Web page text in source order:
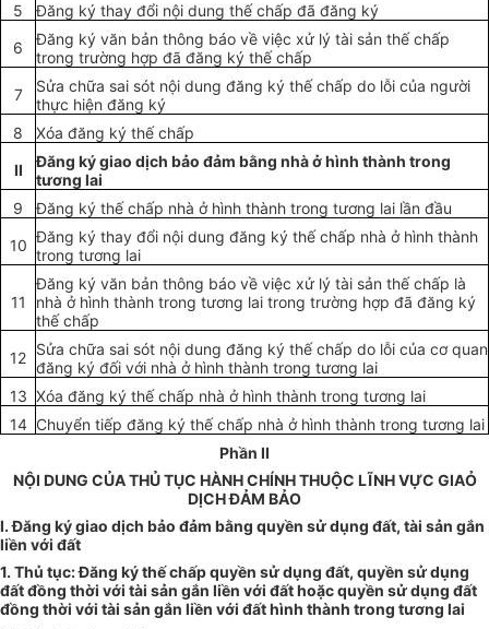
5
Đăng ký thay đổi nội dung thế chấp đã đăng ký
6
Đăng ký văn bản thông báo về việc xử lý tài sản thế chấp
trong trường hợp đã đăng ký thế chấp
7
Sửa chữa sai sót nội dung đăng ký thế chấp do lỗi của người
thực hiện đăng ký
8
Xóa đăng ký thế chấp
II
Đăng ký giao dịch bảo đảm bằng nhà ở hình thành trong
tương lai
9
Đăng ký thế chấp nhà ở hình thành trong tương lai lần đầu
10 Đăng ký thay đổi nội dung đăng ký thế chấp nhà ở hình thành
trong tương lai
11
Đăng ký văn bản thông báo về việc xử lý tài sản thế chấp là
nhà ở hình thành trong tương lai trong trường hợp đã đăng ký
thế chấp
12 Sửa chữa sai sót nội dung đăng ký thế chấp do lỗi của cơ quan
đăng ký đối với nhà ở hình thành trong tương lai
13 Xóa đăng ký thế chấp nhà ở hình thành trong tương lai
14 Chuyển tiếp đăng ký thế chấp nhà ở hình thành trong tương lai
Phần II
NỘI DUNG CỦA THỦ TỤC HÀNH CHÍNH THUỘC LĨNH VỰC GIAỎ
DỊCH ĐẢM BẢO
I. Đăng ký giao dịch bảo đảm bằng quyền sử dụng đất, tài sản gắn
liền với đất
1. Thủ tục: Đăng ký thế chấp quyền sử dụng đất, quyền sử dụng
đất đồng thời với tài sản gắn liền với đất hoặc quyền sử dụng đất
đồng thời với tài sản gắn liền với đất hình thành trong tương lai